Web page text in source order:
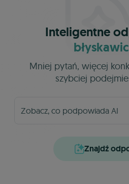
Inteligentne
Mniej pytań, więcej
szybciej
Znajdź